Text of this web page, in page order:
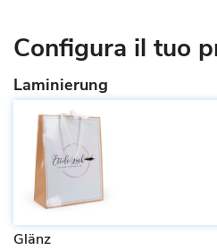
Configura il tuo
Laminierung
Glänz